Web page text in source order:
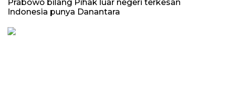
Prabowo bilang Pihak luar negeri terkesan
Indonesia punya Danantara